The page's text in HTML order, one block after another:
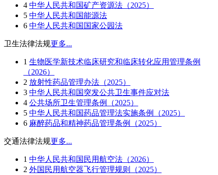
4 中华人民共和国矿产资源法（2025）
5 中华人民共和国能源法
6 中华人民共和国国家公园法
卫生法律法规更多...
1 生物医学新技术临床研究和临床转化应用管理条例
（2026）
2 放射性药品管理办法（2025）
3 中华人民共和国突发公共卫生事件应对法
4 公共场所卫生管理条例（2025）
5 中华人民共和国药品管理法实施条例（2025）
6 麻醉药品和精神药品管理条例（2025）
交通法律法规更多...
1 中华人民共和国民用航空法（2026）
2 外国民用航空器飞行管理规则（2025）